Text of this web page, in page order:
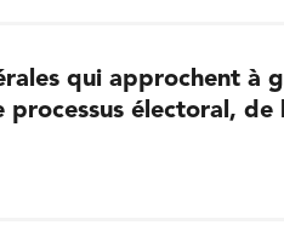
qui approchent à
processus électoral,